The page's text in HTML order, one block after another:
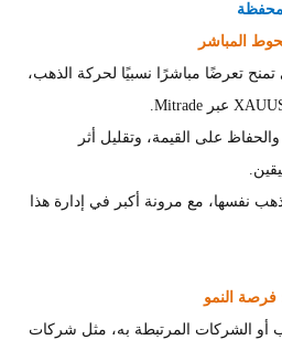
تعرضًا مباشرًا نسبيًا لحركة الذهب،
على القيمة، وتقليل أثر
نفسها، مع مرونة أكبر في إدارة هذا
أو الشركات المرتبطة به، مثل شركات